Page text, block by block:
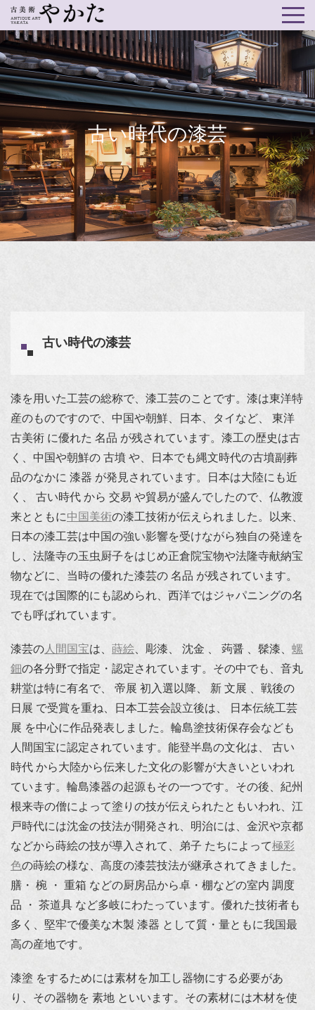
古い時代の漆芸
古い時代の漆芸
漆を用いた工芸の総称で、漆工芸のことです。漆は東洋特
産のものですので、中国や朝鮮、日本、タイなど、 東洋
古美術 に優れた 名品 が残されています。漆工の歴史は古
く、中国や朝鮮の 古墳 や、日本でも縄文時代の古墳副葬
品のなかに 漆器 が発見されています。日本は大陸にも近
く、 古い時代 から 交易 や貿易が盛んでしたので、仏教渡
来とともに中国美術の漆工技術が伝えられました。以来、
日本の漆工芸は中国の強い影響を受けながら独自の発達を
し、法隆寺の玉虫厨子をはじめ正倉院宝物や法隆寺献納宝
物などに、当時の優れた漆芸の 名品 が残されています。
現在では国際的にも認められ、西洋ではジャパニングの名
でも呼ばれています。
漆芸の 人間国宝は、 蒔絵 、彫漆、 沈金 、 蒟醤 、髹漆、 螺
鈿の各分野で指定・認定されています。その中でも、音丸
耕堂は特に有名で、 帝展 初入選以降、 新 文展 、戦後の
日展 で受賞を重ね、日本工芸会設立後は、 日本伝統工芸
展 を中心に作品発表しました。輪島塗技術保存会なども
人間国宝に認定されています。能登半島の文化は、 古い
時代 から大陸から伝来した文化の影響が大きいといわれ
ています。輪島漆器の起源もその一つです。その後、紀州
根来寺の僧によって塗りの技が伝えられたともいわれ、江
戸時代には沈金の技法が開発され、明治には、金沢や京都
などから蒔絵の技が導入されて、弟子 たちによって極彩
色の蒔絵の様な、高度の漆芸技法が継承されてきました。
膳・ 椀 ・ 重箱 などの厨房品から卓・棚などの室内 調度
品 ・ 茶道具 など多岐にわたっています。優れた技術者も
多く、堅牢で優美な木製 漆器 として質・量ともに我国最
高の産地です。
漆塗 をするためには素材を加工し器物にする必要があ
り、その器物を 素地 といいます。その素材には木材を使